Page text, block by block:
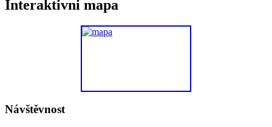
Interaktivni mapa
Návštěvnost